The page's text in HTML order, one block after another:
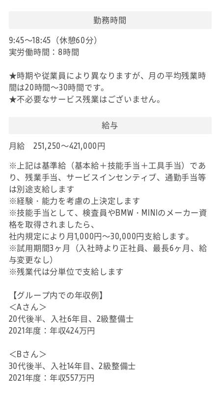
勤務時間
9:45～18:45（休憩60分）
実労働時間：8時間
★時期や従業員により異なりますが、月の平均残業時
間は20時間～30時間です。
★不必要なサービス残業はございません。
給与
月給 251,250～421,000円
※上記は基準給（基本給＋技能手当＋工具手当）であ
り、残業手当、サービスインセンティブ、通勤手当等
は別途支給します
※経験・能力を考慮の上決定します
※技能手当として、検査員やBMW・MINIのメーカー資
格を取得されましたら、
社内規定により月1,000円～30,000円支給します。
※試用期間3ヶ月（入社時より正社員、最長6ヶ月、給
与変更なし）
※残業代は分単位で支給します
【グループ内での年収例】
＜Aさん＞
20代後半、入社6年目、2級整備士
2021年度：年収424万円
＜Bさん＞
30代後半、入社14年目、2級整備士
2021年度：年収557万円